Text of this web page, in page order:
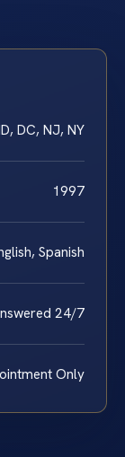
DC, NJ, NY
1997
Spanish
24/7
Only